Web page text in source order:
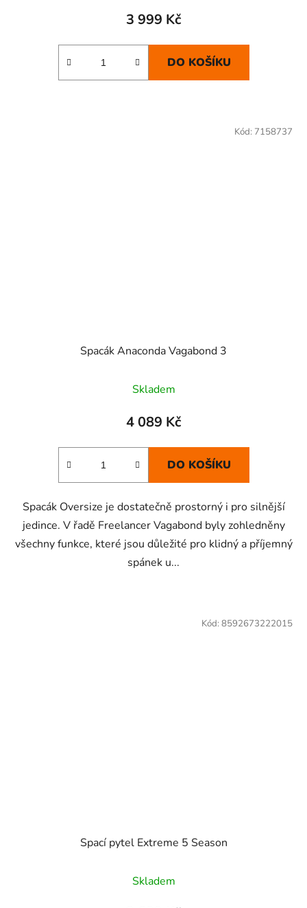
3 999 Kč
DO KOŠÍKU
Spacák Anaconda Vagabond 3
Skladem
4 089 Kč
DO KOŠÍKU
Spacák Oversize je dostatečně prostorný i pro silnější
jedince. V řadě Freelancer Vagabond byly zohledněny
všechny funkce, které jsou důležité pro klidný a příjemný
spánek u...
Kód: 7158737
Spací pytel Extreme 5 Season
Skladem
Kód: 8592673222015